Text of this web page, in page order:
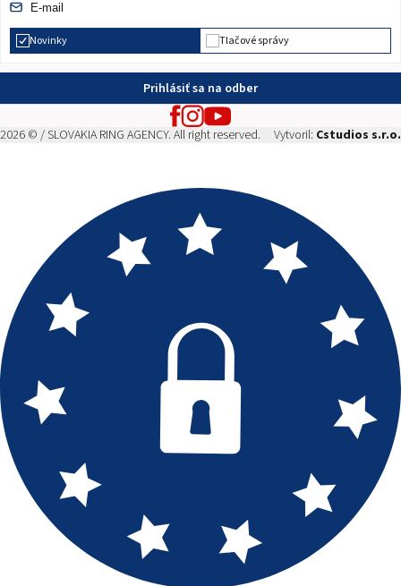
Novinky Tlačové správy
Prihlásiť sa na odber
2026 © / SLOVAKIA RING AGENCY. All right reserved. Vytvoril: Cstudios s.r.o.